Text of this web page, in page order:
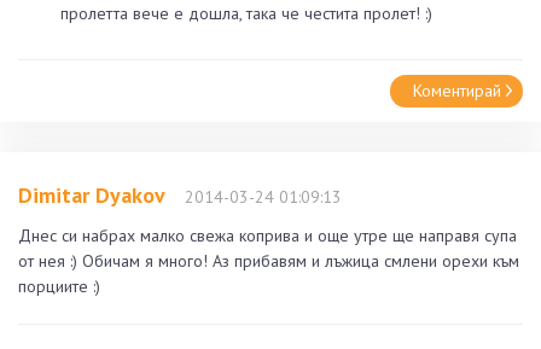
пролетта вече е дошла, така че честита пролет! :)
Коментирай
Dimitar Dyakov
2014-03-24 01:09:13
Днес си набрах малко свежа коприва и още утре ще направя супа
от нея :) Обичам я много! Аз прибавям и лъжица смлени орехи към
порциите :)